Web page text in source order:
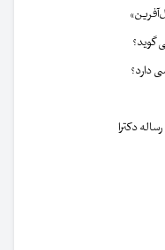
گوید؟
دارد؟
دکترا